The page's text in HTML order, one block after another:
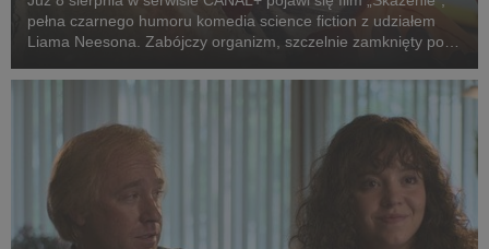
pełna czarnego humoru komedia science fiction z udziałem
Liama Neesona. Zabójczy organizm, szczelnie zamknięty pod
nadzieją ludzkości staje się dwoje spóźni...